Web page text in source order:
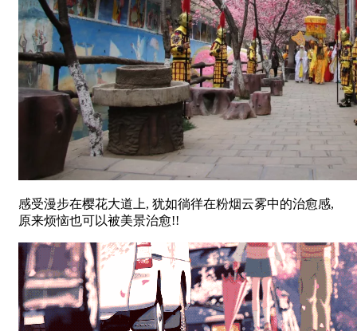
感受漫步在樱花大道上, 犹如徜徉在粉烟云雾中的治愈感,
原来烦恼也可以被美景治愈!!